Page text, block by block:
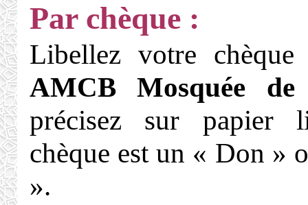
Par chèque :
Libellez votre
AMCB Mosquée de
précisez sur papier
chèque est un « Don »
».